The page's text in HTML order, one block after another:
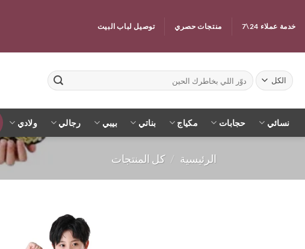
للمحتوى
خدمة عملاء 24\7 منتجات حصري توصيل لباب البيت
البحث
عن:
نسائي حجابات مكياج بناتي بيبي رجالي ولادي
الرئيسية / كل المنتجات